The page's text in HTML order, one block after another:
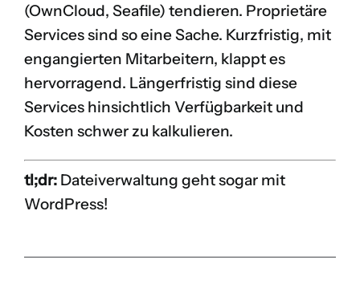
(OwnCloud, Seafile) tendieren. Proprietäre
Services sind so eine Sache. Kurzfristig, mit
engangierten Mitarbeitern, klappt es
hervorragend. Längerfristig sind diese
Services hinsichtlich Verfügbarkeit und
Kosten schwer zu kalkulieren.
tl;dr: Dateiverwaltung geht sogar mit
WordPress!